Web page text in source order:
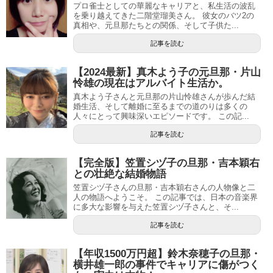
プロ雀士としての華麗なキャリアと、私生活の波乱
を乗り越えてきた二階堂瑠美さん。 彼女のバツ2の
真相や、元旦那たちとの関係、そして子供た...
記事を読む
【2024最新】真木よう子の元旦那・片山
怜雄の現在はアルバイト生活か。
真木よう子さんと元旦那の片山怜雄さんが歩んだ結
婚生活、そして離婚に至るまでの道のりは多くの
人々にとって興味深いエピソードです。 この記...
記事を読む
【完全版】笠置シヅ子の旦那・吉本穎右
との壮絶な結婚物語
笠置シヅ子さんの旦那・吉本穎右さんの人物像と二
人の物語へようこそ。 この記事では、日本の音楽界
に多大な影響を与えた笠置シヅ子さんと、そ...
記事を読む
【年収1500万円超】鈴木奈穂子の旦那・
横井雄一郎の事件でキャリアに傷がつく